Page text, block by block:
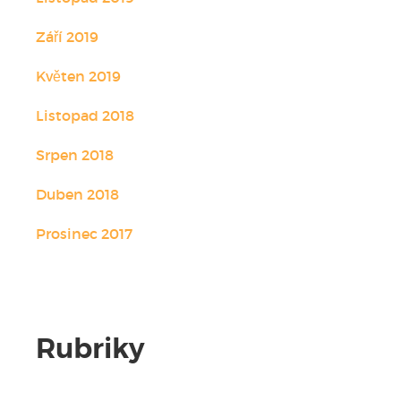
Září 2019
Květen 2019
Listopad 2018
Srpen 2018
Duben 2018
Prosinec 2017
Rubriky